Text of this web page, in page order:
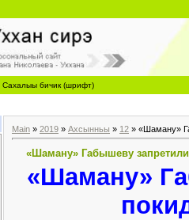
Сахалыы бичик (шрифт)
Main » 2019 » Ахсынньы » 12 » «Шаману»
«Шаману» Габышеву запретили
«Шаману»